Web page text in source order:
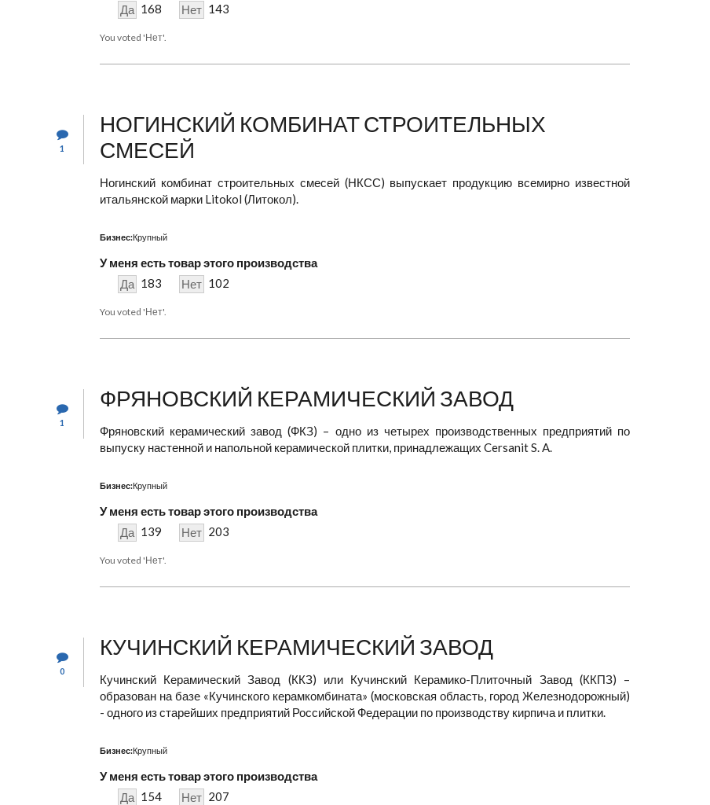
Да 168 Нет 143
You voted 'Нет'.
1
НОГИНСКИЙ КОМБИНАТ СТРОИТЕЛЬНЫХ
СМЕСЕЙ
Ногинский комбинат строительных смесей (НКСС) выпускает продукцию всемирно известной
итальянской марки Litokol (Литокол).
Бизнес:Крупный
У меня есть товар этого производства
Да 183 Нет 102
You voted 'Нет'.
1
ФРЯНОВСКИЙ КЕРАМИЧЕСКИЙ ЗАВОД
Фряновский керамический завод (ФКЗ) – одно из четырех производственных предприятий по
выпуску настенной и напольной керамической плитки, принадлежащих Cersanit S. A.
Бизнес:Крупный
У меня есть товар этого производства
Да 139 Нет 203
You voted 'Нет'.
0
КУЧИНСКИЙ КЕРАМИЧЕСКИЙ ЗАВОД
Кучинский Керамический Завод (ККЗ) или Кучинский Керамико-Плиточный Завод (ККПЗ) –
образован на базе «Кучинского керамкомбината» (московская область, город Железнодорожный)
- одного из старейших предприятий Российской Федерации по производству кирпича и плитки.
Бизнес:Крупный
У меня есть товар этого производства
Да 154 Нет 207